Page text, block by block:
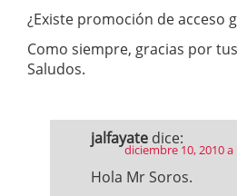
¿Existe promoción de acceso
Como siempre, gracias por
Saludos.
jalfayate dice:
diciembre 10, 2010 a
Hola Mr Soros.